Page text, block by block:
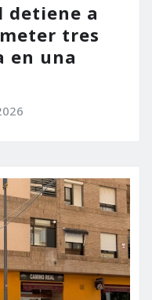
detiene a
tres
en una